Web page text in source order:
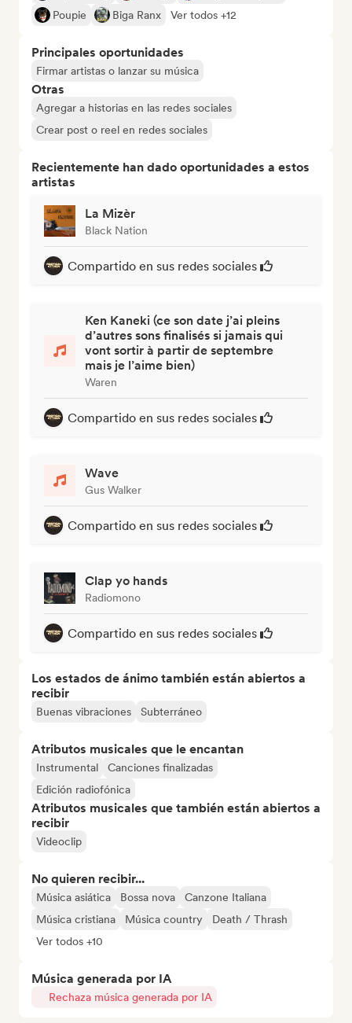
Poupie
Biga Ranx Ver todos +12
Principales oportunidades
Firmar artistas o lanzar su música
Otras
Agregar a historias en las redes sociales
Crear post o reel en redes sociales
Recientemente han dado oportunidades a estos
artistas
La Mizèr
Black Nation
Compartido en sus redes sociales
Ken Kaneki (ce son date j’ai pleins
d’autres sons finalisés si jamais qui
vont sortir à partir de septembre
mais je l’aime bien)
Waren
Compartido en sus redes sociales
Wave
Gus Walker
Compartido en sus redes sociales
Clap yo hands
Radiomono
Compartido en sus redes sociales
Los estados de ánimo también están abiertos a
recibir
Buenas vibraciones Subterráneo
Atributos musicales que le encantan
Instrumental
Canciones finalizadas
Edición radiofónica
Atributos musicales que también están abiertos a
recibir
Videoclip
No quieren recibir...
Música asiática Bossa nova
Canzone Italiana
Música cristiana
Música country
Death / Thrash
Ver todos +10
Música generada por IA
Rechaza música generada por IA